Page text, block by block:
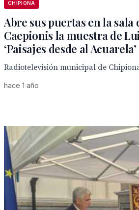
CHIPIONA
Abre sus puertas en la sala
Caepionis la muestra de
‘Paisajes desde al Acuarela’
Radiotelevisión municipal de
hace 1 año